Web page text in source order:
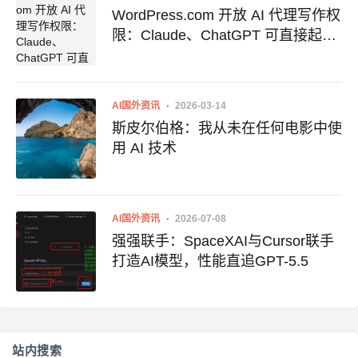
WordPress.com 开放 AI 代理写作权
限：Claude、ChatGPT 可直接起草
AI国外资讯 2026-03-14
斯皮尔伯格：我从未在任何电影中使
用 AI 技术
AI国外资讯 2026-07-08
强强联手：SpaceXAI与Cursor联手
打造AI模型，性能直追GPT-5.5
站内搜索